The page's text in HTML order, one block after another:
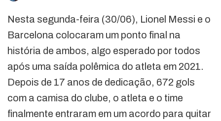
Nesta segunda-feira (30/06), Lionel Messi e o
Barcelona colocaram um ponto final na
história de ambos, algo esperado por todos
após uma saída polêmica do atleta em 2021.
Depois de 17 anos de dedicação, 672 gols
com a camisa do clube, o atleta e o time
finalmente entraram em um acordo para quitar